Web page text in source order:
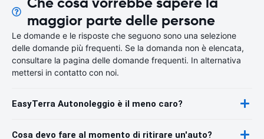
maggior parte delle persone
Le domande e le risposte che seguono sono una selezione
delle domande più frequenti. Se la domanda non è elencata,
consultare la pagina delle domande frequenti. In alternativa
mettersi in contatto con noi.
EasyTerra Autonoleggio è il meno caro?
Cosa devo fare al momento di ritirare un'auto?